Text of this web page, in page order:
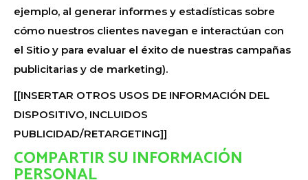
ejemplo, al generar informes y estadísticas sobre
cómo nuestros clientes navegan e interactúan con
el Sitio y para evaluar el éxito de nuestras campañas
publicitarias y de marketing).
[[INSERTAR OTROS USOS DE INFORMACIÓN DEL
DISPOSITIVO, INCLUIDOS
PUBLICIDAD/RETARGETING]]
COMPARTIR SU INFORMACIÓN